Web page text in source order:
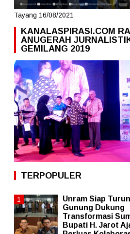
Tayang 16/08/2021
KANALASPIRASI.COM
ANUGERAH
GEMILANG 2019
TERPOPULER
Unram Siap Turun
Gunung Dukung
Transformasi
Bupati H. Jarot